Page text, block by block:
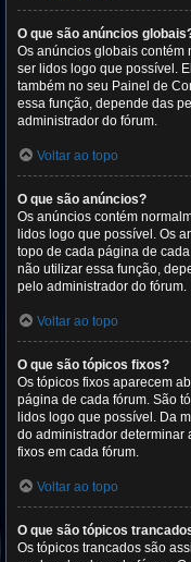
O que são anúncios
Os anúncios globais contém
ser lidos logo que possível.
também no seu Painel de
essa função, depende das
administrador do fórum.
Voltar ao topo
O que são anúncios?
Os anúncios contém
lidos logo que possível. Os
topo de cada página de
não utilizar essa função,
pelo administrador do fórum.
Voltar ao topo
O que são tópicos fixos?
Os tópicos fixos aparecem
página de cada fórum. São
lidos logo que possível. Da
do administrador determinar
fixos em cada fórum.
Voltar ao topo
O que são tópicos
Os tópicos trancados são